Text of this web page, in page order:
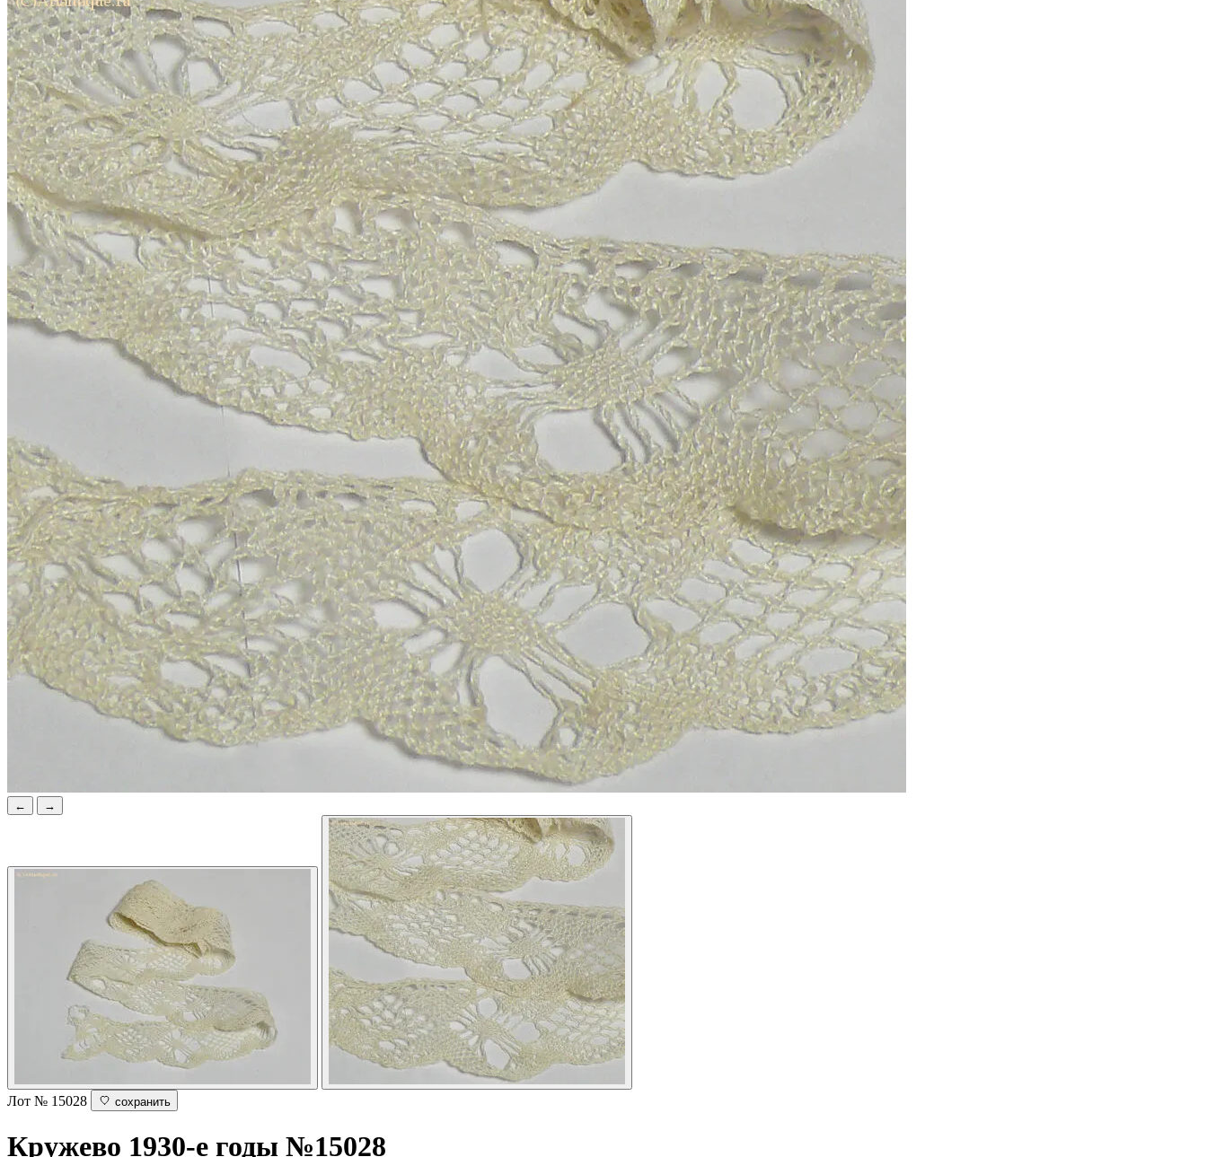
← →
Лот № 15028 сохранить
Кружево 1930-е годы №15028